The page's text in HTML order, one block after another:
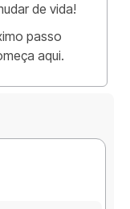
de vida!
passo
aqui.